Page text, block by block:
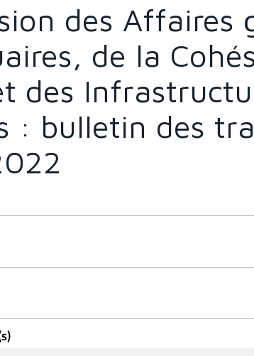
des Affaires
de la
des
: bulletin des